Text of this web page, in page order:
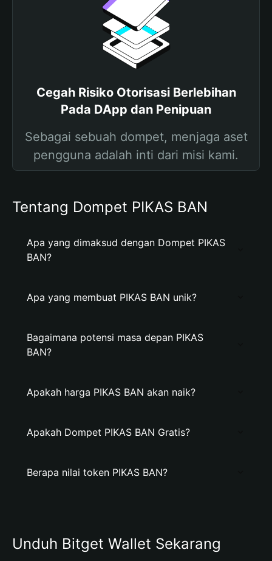
Cegah Risiko Otorisasi Berlebihan
Pada DApp dan Penipuan
Sebagai sebuah dompet, menjaga aset
pengguna adalah inti dari misi kami.
Tentang Dompet PIKAS BAN
Apa yang dimaksud dengan Dompet PIKAS
BAN?
Apa yang membuat PIKAS BAN unik?
Bagaimana potensi masa depan PIKAS
BAN?
Apakah harga PIKAS BAN akan naik?
Apakah Dompet PIKAS BAN Gratis?
Berapa nilai token PIKAS BAN?
Unduh Bitget Wallet Sekarang